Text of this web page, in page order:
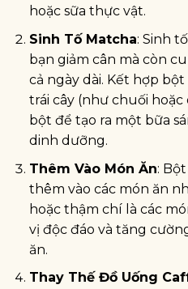
hoặc sữa thực vật.
Sinh Tố Matcha: Sinh
bạn giảm cân mà còn
cả ngày dài. Kết hợp
trái cây (như chuối
bột để tạo ra một bữa
dinh dưỡng.
Thêm Vào Món Ăn:
thêm vào các món ăn
hoặc thậm chí là các
vị độc đáo và tăng
ăn.
Thay Thế Đồ Uống